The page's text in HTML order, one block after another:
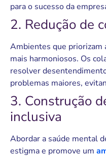
para o sucesso da
2. Redução de
Ambientes que priorizam
mais harmoniosos. Os
resolver
problemas maiores,
3. Construção
inclusiva
Abordar a saúde mental
estigma e promove um